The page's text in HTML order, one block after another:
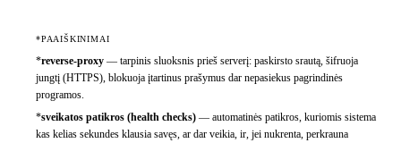
*PAAIŠKINIMAI
*reverse-proxy— tarpinis sluoksnis prieš serverį: paskirsto srautą, šifruoja
jungtį (HTTPS), blokuoja įtartinus prašymus dar nepasiekus pagrindinės
programos.
*sveikatos patikros (health checks)— automatinės patikros, kuriomis sistema
kas kelias sekundes klausia savęs, ar dar veikia, ir, jei nukrenta, perkrauna